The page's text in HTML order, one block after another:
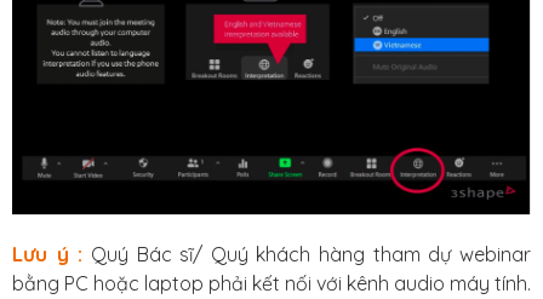
Lưu ý : Quý Bác sĩ/ Quý khách hàng tham dự webinar
bằng PC hoặc laptop phải kết nối với kênh audio máy tính.